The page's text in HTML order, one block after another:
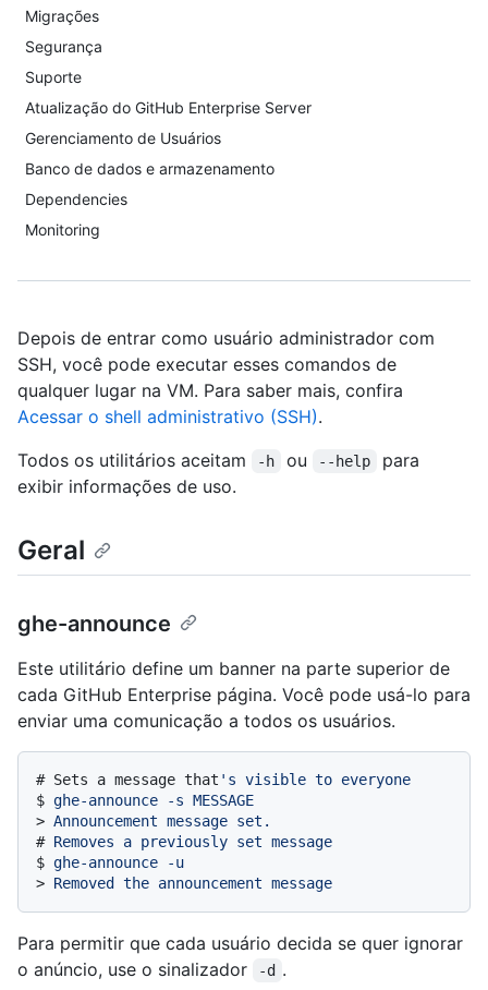
Migrações
Segurança
Suporte
Atualização do GitHub Enterprise Server
Gerenciamento de Usuários
Banco de dados e armazenamento
Dependencies
Monitoring
Depois de entrar como usuário administrador com
SSH, você pode executar esses comandos de
qualquer lugar na VM. Para saber mais, confira
Acessar o shell administrativo (SSH).
Todos os utilitários aceitam
-h ou --help
para
exibir informações de uso.
Geral
ghe-announce
Este utilitário define um banner na parte superior de
cada GitHub Enterprise página. Você pode usá-lo para
enviar uma comunicação a todos os usuários.
# Sets a message that 's visible to everyone
$ ghe-announce -s MESSAGE
> Announcement message set.
# Removes a previously set message
$ ghe-announce -u
> Removed the announcement message
Para permitir que cada usuário decida se quer ignorar
o anúncio, use o sinalizador
-d .